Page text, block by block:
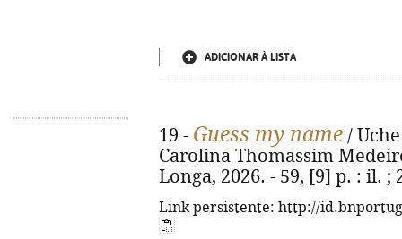
ADICIONAR À LISTA
19 - Guess my name /
Carolina Thomassim
Longa, 2026. - 59, [9] p. : il. ;
Link persistente: http://